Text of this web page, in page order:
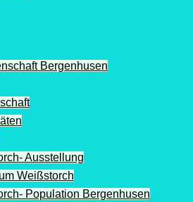
Bergenhusen
Ausstellung
Weißstorch
Population Bergenhusen